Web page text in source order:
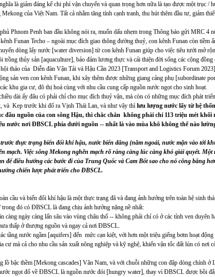
là giảm đáng kể chi phí vận chuyển và quan trọng hơn nữa là tạo được một trục /
của Việt Nam. Tất cả nhằm tăng tính cạnh tranh, thu hút thêm đầu tư, giảm
Phnom Penh ban đầu không nói ra, muốn dấu nhẹm trong Thông báo gửi MRC 4
Funan Techo – ngoài mục đích giao thông đường thuỷ, con kênh Funan còn tiềm
dòng lấy nước [water diversion] từ con kênh Funan giúp cho việc tiêu tưới mở
trồng thủy sản [aquaculture], bảo đảm lương thực và cải thiện đời sống các cộng
hội thảo của Diễn đàn Vận Tải và Hậu Cần 2023 [Transport and Logistics Forum
sản ven con kênh Funan, khi xây thêm được những giang cảng phụ [subordinate
khu gia cư, đô thị hoá cùng với nhu cầu cung cấp nguồn nước ngọt cho sinh hoạt.
dài ấy đâu có phải chỉ cho mục đích thuỷ vận, mà còn có những mục đích phát
và Kep trước khi đổ ra Vịnh Thái Lan, và như vậy thì lưu lượng nước lấy từ hệ
đầu nguồn của con sông Hậu, thì chắc chắn không phải chỉ 113 triệu mét khối
nước nơi ĐBSCL phía dưới nguồn -- nhất là vào mùa khô không thể nào
thực trạng biến đổi khí hậu, nước biển dâng (năm ngoái, nước mặn vào tới
mạch. Việc sông Mekong nghẽn mạch rõ ràng càng lúc càng khó giải quyết. Một
để điều hướng các bước đi của Trung Quốc và Cam Bốt sao cho nó công bằng
chiến lược phát triển cho ĐBSCL.
cầu và biến đổi khí hậu là một thực trạng đã và đang ảnh hưởng trên toàn hệ sinh
trong đó có ĐBSCL là đang chịu ảnh hưởng nặng nề nhất:
càng ngày càng lấn sâu vào vùng châu thổ -- không phải chỉ có ở các tỉnh ven duyên
thấp ở thượng nguồn và ngay cả nơi ĐBSCL.
tầng nước ngầm [aquifers] đến mức cạn kiệt, với hơn một triệu giếng bơm hoạt
cư mà cả cho nhu cầu sản xuất nông nghiệp và kỹ nghệ, khiến vận tốc đất lún có nơi
lồ bậc thềm [Mekong cascades] Vân Nam, và với chuỗi những con đập dòng chính ở
ngọt đổ về ĐBSCL là nguồn nước đói [hungry water], thay vì ĐBSCL được bồi